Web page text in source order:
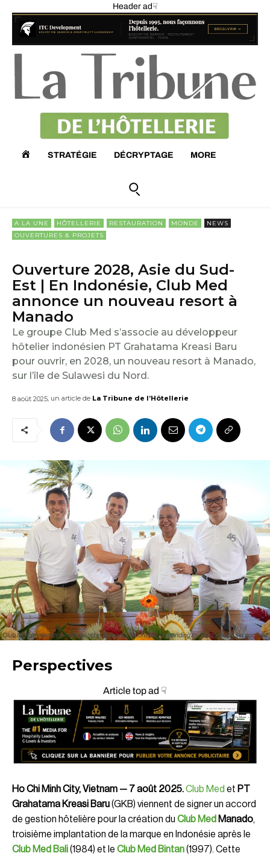
Header ad☟
U
E
L
STRATÉGIE DÉCRYPTAGE MORE
A LA UNE HÔTELLERIE RESTAURATION MONDE
NEWS
OUVERTURES & PROJETS
Ouverture 2028, Asie du Sud-
Est | En Indonésie, Club Med
annonce un nouveau resort à
Manado
Le groupe Club Med s’associe au développeur
hôtelier indonésien PT Grahatama Kreasi Baru
pour ouvrir, en 2028, un nouveau resort à Manado,
sur l’île de Sulawesi du Nord.
8 août 2025, un article de La Tribune de l’Hôtellerie
Club Med announces new resort in Manado, Indonesia, expanding its Southeast Asia portfolio
Perspectives
Article top ad ☟
Ho Chi Minh City, Vietnam — 7 août 2025.Club Med et PT
Grahatama Kreasi Baru(GKB) viennent de signer un accord
de gestion hôtelière pour la création du Club Med Manado,
troisième implantation de la marque en Indonésie après le
Club Med Bali(1984) et le Club Med Bintan(1997). Cette